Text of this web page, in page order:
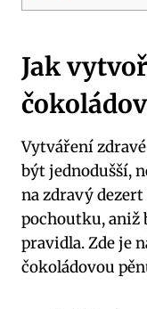
Jak
Vytváření
být jednodušší,
na zdravý
pochoutku, aniž
pravidla. Zde je
čokoládovou